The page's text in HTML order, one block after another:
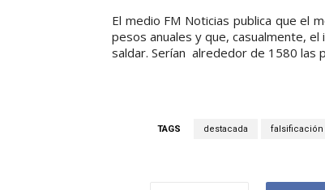
El medio FM Noticias publica que el
pesos anuales y que, casualmente,
saldar. Serían alrededor de 1580 las
TAGS destacada falsificación